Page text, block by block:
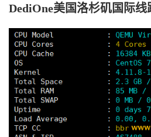
DediOne美国洛杉矶国际线